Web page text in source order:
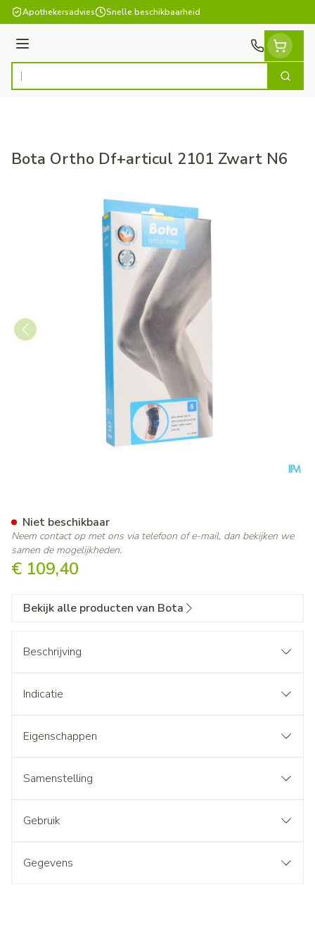
Ga naar de inhoud
Apothekersadvies Snelle beschikbaarheid
Menu
Product, merk, categorie... Zoek
Bota Ortho Df+articul 2101 Zwart N6
€ 109,40
Niet beschikbaar
Neem contact op met ons via telefoon of e-mail, dan bekijken we
samen de mogelijkheden.
Bekijk alle producten van Bota
Beschrijving
Indicatie
Eigenschappen
Samenstelling
Gebruik
Gegevens